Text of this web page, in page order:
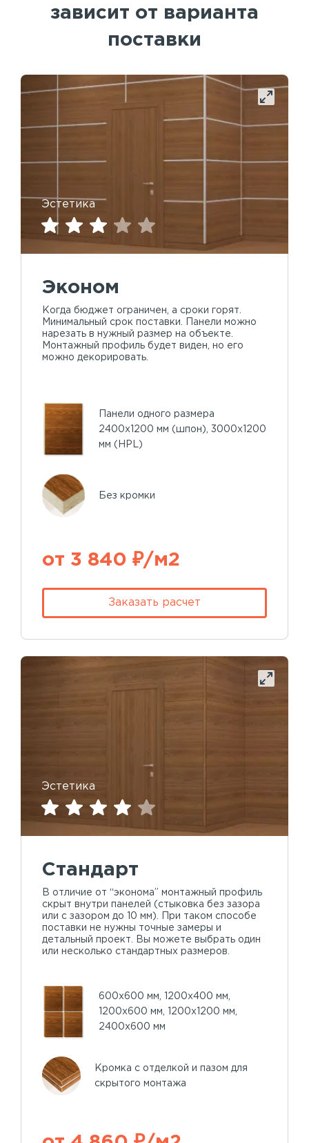
зависит от варианта
поставки
Эстетика
Эконом
Когда бюджет ограничен, а сроки горят.
Минимальный срок поставки. Панели можно
нарезать в нужный размер на объекте.
Монтажный профиль будет виден, но его
можно декорировать.
Панели одного размера
2400х1200 мм (шпон), 3000х1200
мм (HPL)
Без кромки
от 3 840 ₽/м2
Заказать расчет
Эстетика
Стандарт
В отличие от “эконома” монтажный профиль
скрыт внутри панелей (стыковка без зазора
или с зазором до 10 мм). При таком способе
поставки не нужны точные замеры и
детальный проект. Вы можете выбрать один
или несколько стандартных размеров.
600х600 мм, 1200х400 мм,
1200х600 мм, 1200х1200 мм,
2400х600 мм
Кромка с отделкой и пазом для
скрытого монтажа